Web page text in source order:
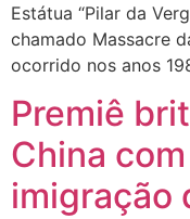
Estátua “Pilar da
chamado Massacre
ocorrido nos anos
Premiê
China
imigração